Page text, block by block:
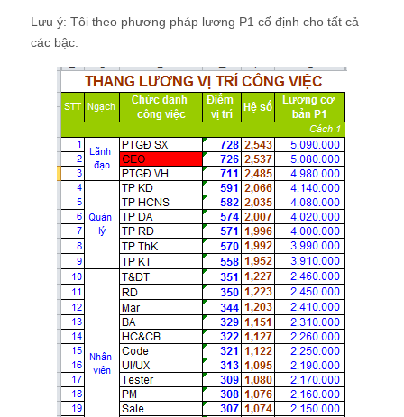
Lưu ý: Tôi theo phương pháp lương P1 cố định cho tất cả
các bậc.